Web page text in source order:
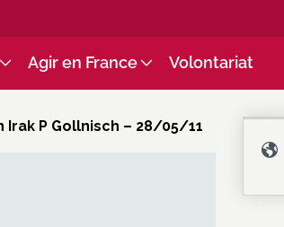
Agir en France Volontariat
P Gollnisch – 28/05/11